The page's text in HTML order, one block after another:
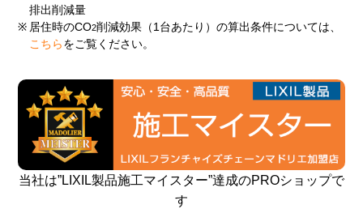
排出削減量
※ 居住時のCO2削減効果（1台あたり）の算出条件については、
こちら をご覧ください。
当社は”LIXIL製品施工マイスター”達成のPROショップで
す